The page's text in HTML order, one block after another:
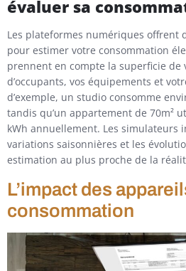
évaluer sa
Les plateformes numériques offrent
pour estimer votre consommation
prennent en compte la superficie de
d’occupants, vos équipements et
d’exemple, un studio consomme
tandis qu’un appartement de 70m²
kWh annuellement. Les simulateurs
variations saisonnières et les
estimation au plus proche de la
L’impact des
consommation